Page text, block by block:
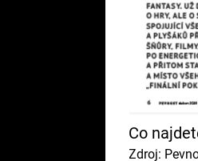
Co
Zdroj: